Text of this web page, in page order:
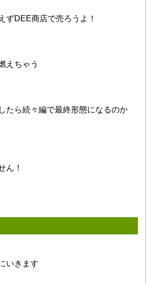
ずDEE商店で売ろうよ！
えちゃう
たら続々編で最終形態になるのか
ん！
いきます